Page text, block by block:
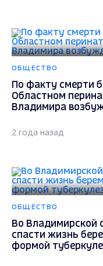
ОБЩЕСТВО
По факту смерти
Областном
Владимира
2 года назад
ОБЩЕСТВО
Во Владимирской
спасти жизнь
формой